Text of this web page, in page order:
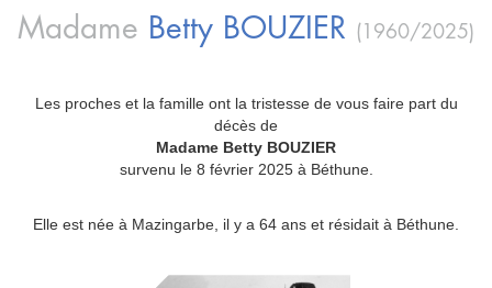
Madame Betty BOUZIER (1960/2025)
Les proches et la famille ont la tristesse de vous faire part du
décès de
Madame Betty BOUZIER
survenu le 8 février 2025 à Béthune.
Elle est née à Mazingarbe, il y a 64 ans et résidait à Béthune.